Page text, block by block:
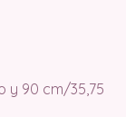
y 90 cm/35,75